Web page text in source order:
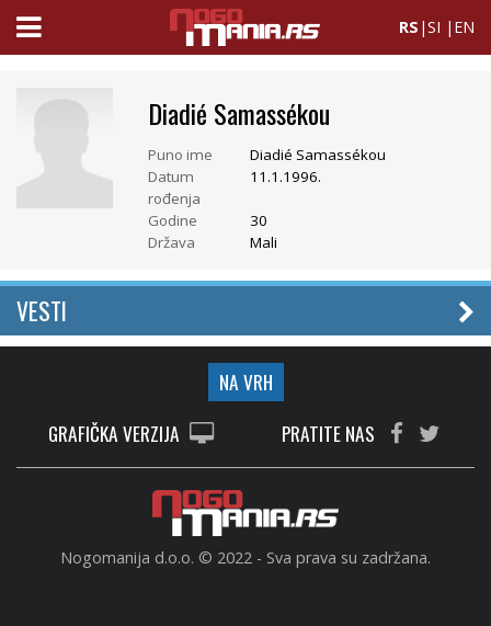
RS |SI | EN
Diadié Samassékou
Puno ime
Diadié Samassékou
Datum
rođenja
11.1.1996.
Godine
30
Država
Mali
VESTI
NA VRH
GRAFIČKA VERZIJA
PRATITE NAS
Nogomanija d.o.o. © 2022 - Sva prava su zadržana.